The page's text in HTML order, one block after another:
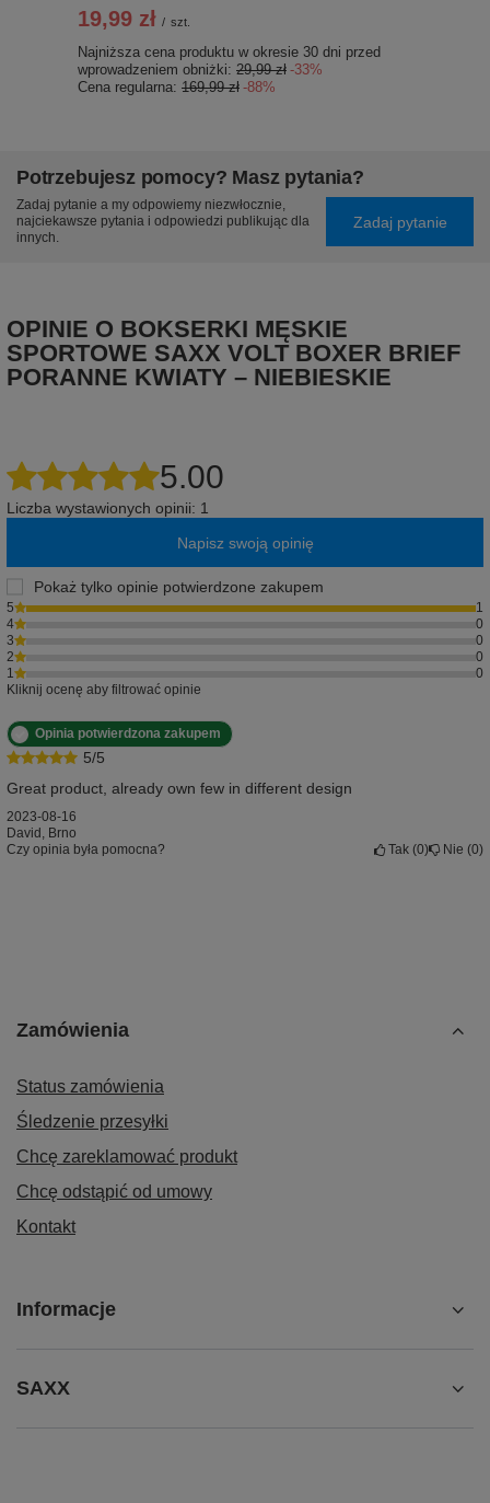
19,99 zł / szt.
Najniższa cena produktu w okresie 30 dni przed
wprowadzeniem obniżki: 29,99 zł -33%
Cena regularna: 169,99 zł -88%
Potrzebujesz pomocy? Masz pytania?
Zadaj pytanie a my odpowiemy niezwłocznie,
najciekawsze pytania i odpowiedzi publikując dla
innych.
Zadaj pytanie
OPINIE O BOKSERKI MĘSKIE
SPORTOWE SAXX VOLT BOXER BRIEF
PORANNE KWIATY – NIEBIESKIE
5.00
Liczba wystawionych opinii: 1
Napisz swoją opinię
Pokaż tylko opinie potwierdzone zakupem
5
1
4
0
3
0
2
0
1
0
Kliknij ocenę aby filtrować opinie
5/5
Opinia potwierdzona zakupem
Great product, already own few in different design
2023-08-16
David, Brno
Czy opinia była pomocna?
Tak 0 Nie 0
Zamówienia
Status zamówienia
Śledzenie przesyłki
Chcę zareklamować produkt
Chcę odstąpić od umowy
Kontakt
Informacje
SAXX